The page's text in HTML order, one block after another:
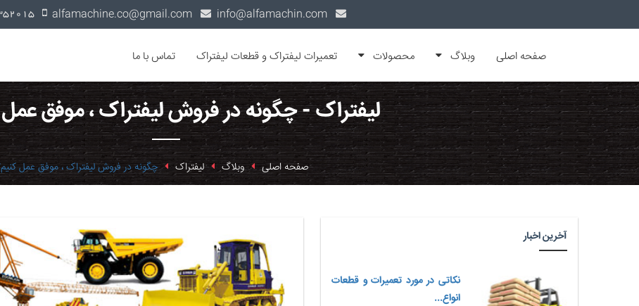
صفحه اصلی وبلاگ محصولات تعمیرات لیفتراک و قطعات لیفتراک تماس با ما
لیفتراک - چگونه در فروش لیفتراک ، موفق
صفحه اصلی وبلاگ لیفتراک چگونه در فروش لیفتراک ، موفق عمل
آخرین اخبار
نکاتی در مورد تعمیرات و قطعات
انواع...